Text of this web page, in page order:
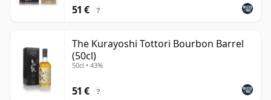
51 € ?
The Kurayoshi Tottori Bourbon Barrel
(50cl)
50cl • 43%
51 € ?